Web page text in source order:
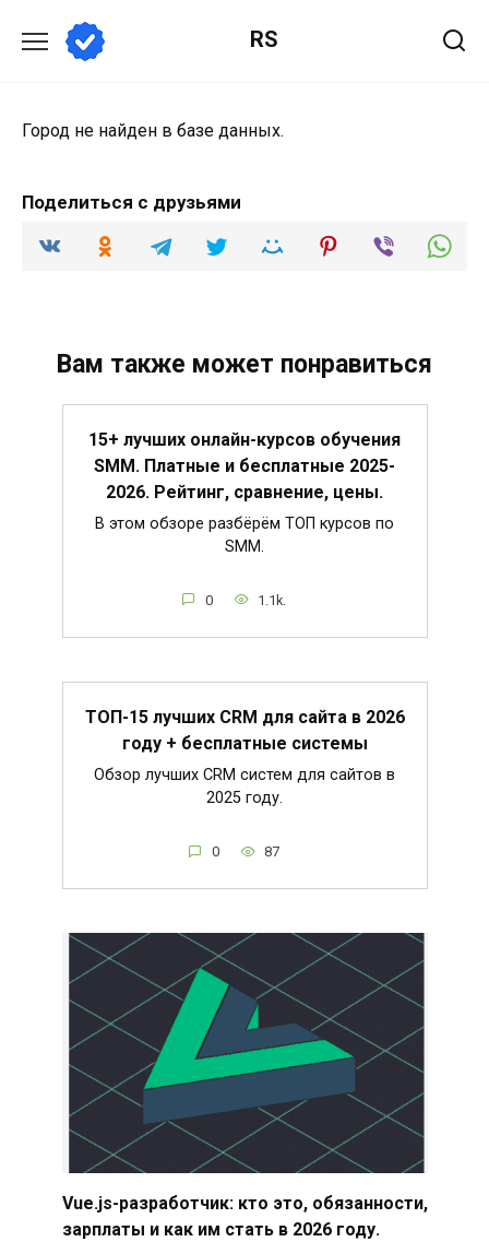
содержанию
RS
Город не найден в базе данных.
Поделиться с друзьями
Вам также может понравиться
15+ лучших онлайн-курсов обучения
SMM. Платные и бесплатные 2025-
2026. Рейтинг, сравнение, цены.
В этом обзоре разбёрём ТОП курсов по
SMM.
0 1.1k.
ТОП-15 лучших CRM для сайта в 2026
году + бесплатные системы
Обзор лучших CRM систем для сайтов в
2025 году.
0 87
Vue.js-разработчик: кто это, обязанности,
зарплаты и как им стать в 2026 году.